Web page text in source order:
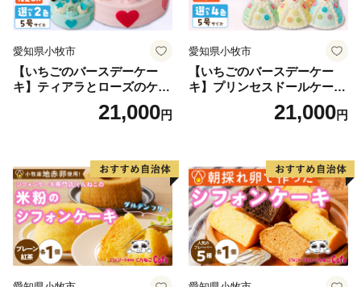
愛知県小牧市
【いちごのバースデーケー
キ】ティアラとローズのケー
キ スイーツ デザート 洋菓
子 お取り寄せ 愛知県 小牧市
レーション ホールケーキ 日
時指定可
21,000円
愛知県小牧市
【いちごのバースデーケー
キ】プリンセスドールケーキ
日時指定可 スイーツ デザー
ト 洋菓子 お取り寄せ 愛知県
デコレーションケーキ ホー
ルケーキ 人形 かわいい こど
も
21,000円